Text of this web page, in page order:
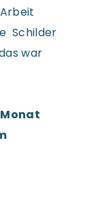
Schilder
war
Monat